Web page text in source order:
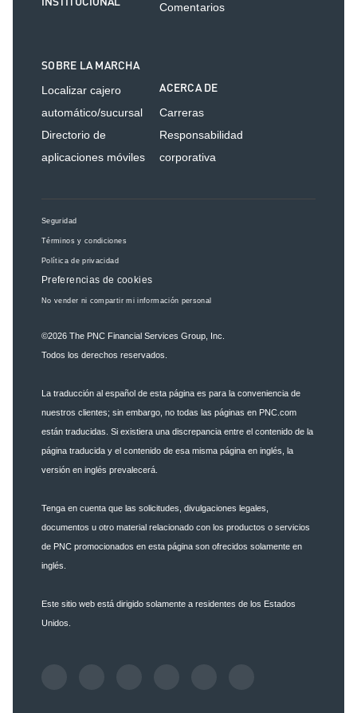
Comentarios
SOBRE LA MARCHA
Localizar cajero
automático/sucursal
Directorio de
aplicaciones móviles
ACERCA DE
Carreras
Responsabilidad
corporativa
Seguridad
Términos y condiciones
Política de privacidad
Preferencias de cookies
No vender ni compartir mi información personal
©2026 The PNC Financial Services Group, Inc.
Todos los derechos reservados.
La traducción al español de esta página es para la conveniencia de
nuestros clientes; sin embargo, no todas las páginas en PNC.com
están traducidas. Si existiera una discrepancia entre el contenido de la
página traducida y el contenido de esa misma página en inglés, la
versión en inglés prevalecerá.
Tenga en cuenta que las solicitudes, divulgaciones legales,
documentos u otro material relacionado con los productos o servicios
de PNC promocionados en esta página son ofrecidos solamente en
inglés.
Este sitio web está dirigido solamente a residentes de los Estados
Unidos.